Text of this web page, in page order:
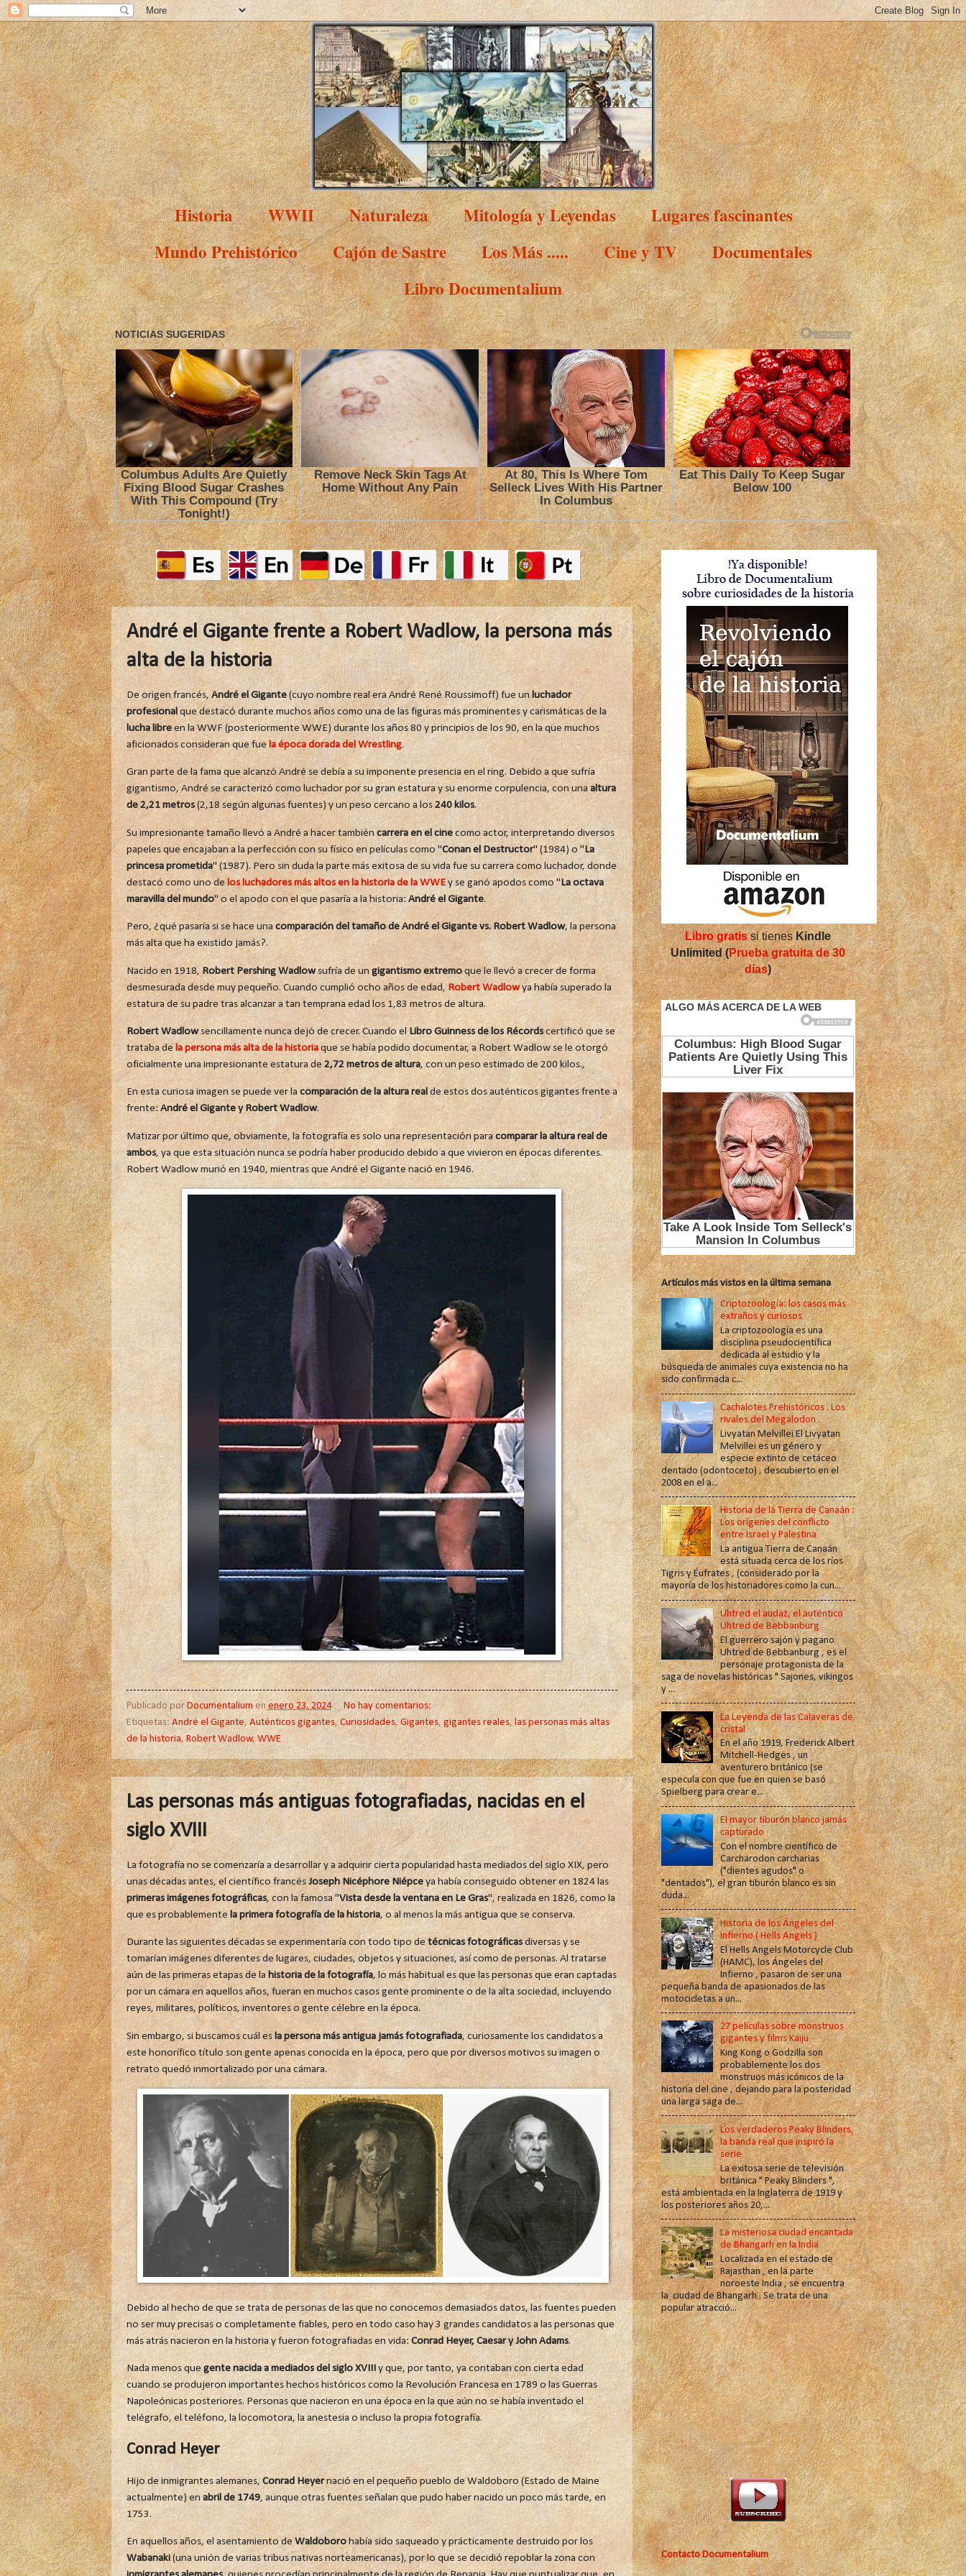
Historia WWII Naturaleza Mitología y Leyendas
Lugares fascinantes
Mundo Prehistórico
Cajón de Sastre Los Más ..... Cine y TV
Documentales
Libro Documentalium
André el Gigante frente a Robert Wadlow, la persona más
alta de la historia
De origen francés,André el Gigante(cuyo nombre real era André René Roussimoff) fue unluchador
profesional que destacó durante muchos años como una de las figuras más prominentes y carismáticas de la
lucha libreen la WWF (posteriormente WWE) durante los años 80 y principios de los 90, en la que muchos
aficionados consideran que fue la época dorada del Wrestling.
Gran parte de la fama que alcanzó André se debía a su imponente presencia en el ring. Debido a que sufría
gigantismo, André se caracterizó como luchador por su gran estatura y su enorme corpulencia, con unaaltura
de 2,21 metros(2,18 según algunas fuentes) y un peso cercano a los240 kilos.
Su impresionante tamaño llevó a André a hacer tambiéncarrera en el cinecomo actor, interpretando diversos
papeles que encajaban a la perfección con su físico en películas como "Conan el Destructor" (1984) o "La
princesa prometida" (1987). Pero sin duda la parte más exitosa de su vida fue su carrera como luchador, donde
destacó como uno de los luchadores más altos en la historia de la WWEy se ganó apodos como "La octava
maravilla del mundo" o el apodo con el que pasaría a la historia: André el Gigante.
Pero, ¿qué pasaría si se hace unacomparación del tamaño de André el Gigante vs. Robert Wadlow, la persona
más alta que ha existido jamás?.
Nacido en 1918,Robert Pershing Wadlowsufría de ungigantismo extremoque le llevó a crecer de forma
desmesurada desde muy pequeño. Cuando cumplió ocho años de edad,Robert Wadlowya había superado la
estatura de su padre tras alcanzar a tan temprana edad los 1,83 metros de altura.
Robert Wadlowsencillamente nunca dejó de crecer. Cuando elLibro Guinness de los Récordscertificó que se
trataba dela persona más alta de la historiaque se había podido documentar, a Robert Wadlow se le otorgó
oficialmente una impresionante estatura de 2,72 metros de altura, con un peso estimado de 200 kilos.,
En esta curiosa imagen se puede ver lacomparación de la altura realde estos dos auténticos gigantes frente a
frente:André el Gigante y Robert Wadlow.
Matizar por último que, obviamente, la fotografía es solo una representación paracomparar la altura real de
ambos, ya que esta situación nunca se podría haber producido debido a que vivieron en épocas diferentes.
Robert Wadlow murió en 1940, mientras que André el Gigante nació en 1946.
Publicado porDocumentalium enenero 23, 2024
No hay comentarios:
Etiquetas:André el Gigante,Auténticos gigantes, Curiosidades, Gigantes, gigantes reales, las personas más altas
de la historia,Robert Wadlow,WWE
Las personas más antiguas fotografiadas, nacidas en el
siglo XVIII
La fotografía no se comenzaría a desarrollar y a adquirir cierta popularidad hasta mediados del siglo XIX, pero
unas décadas antes, el científico francésJoseph Nicéphore Niépceya había conseguido obtener en 1824 las
primeras imágenes fotográficas, con la famosa "Vista desde la ventana en Le Gras", realizada en 1826, como la
que es probablemente la primera fotografía de la historia, o al menos la más antigua que se conserva.
Durante las siguientes décadas se experimentaría con todo tipo de técnicas fotográficasdiversas y se
tomarían imágenes diferentes de lugares, ciudades, objetos y situaciones, así como de personas. Al tratarse
aún de las primeras etapas de lahistoria de la fotografía, lo más habitual es que las personas que eran captadas
por un cámara en aquellos años, fueran en muchos casos gente prominente o de la alta sociedad, incluyendo
reyes, militares, políticos, inventores o gente célebre en la época.
Sin embargo, si buscamos cuál esla persona más antigua jamás fotografiada, curiosamente los candidatos a
este honorífico título son gente apenas conocida en la época, pero que por diversos motivos su imagen o
retrato quedó inmortalizado por una cámara.
Debido al hecho de que se trata de personas de las que no conocemos demasiados datos, las fuentes pueden
no ser muy precisas o completamente fiables, pero en todo caso hay 3 grandes candidatos a las personas que
más atrás nacieron en la historia y fueron fotografiadas en vida:Conrad Heyer, Caesar y John Adams.
Nada menos quegente nacida a mediados del siglo XVIIIy que, por tanto, ya contaban con cierta edad
cuando se produjeron importantes hechos históricos como la Revolución Francesa en 1789 o las Guerras
Napoleónicas posteriores. Personas que nacieron en una época en la que aún no se había inventado el
telégrafo, el teléfono, la locomotora, la anestesia o incluso la propia fotografía.
Conrad Heyer
Hijo de inmigrantes alemanes,Conrad Heyernació en el pequeño pueblo de Waldoboro (Estado de Maine
actualmente) enabril de 1749, aunque otras fuentes señalan que pudo haber nacido un poco más tarde, en
1753.
En aquellos años, el asentamiento deWaldoborohabía sido saqueado y prácticamente destruido por los
Wabanaki(una unión de varias tribus nativas norteamericanas), por lo que se decidió repoblar la zona con
Libro gratissi tienesKindle
Unlimited (Prueba gratuita de 30
días)
Artículos más vistos en la última semana
Criptozoología: los casos más
extraños y curiosos
La criptozoología es una
disciplina pseudocientífica
dedicada al estudio y la
búsqueda de animales cuya existencia no ha
sido confirmada c...
Cachalotes Prehistóricos . Los
rivales del Megalodon .
Livyatan Melvillei El Livyatan
Melvillei es un género y
especie extinto de cetáceo
dentado (odontoceto) , descubierto en el
2008 en el a...
Historia de la Tierra de Canaán :
Los orígenes del conflicto
entre Israel y Palestina
La antigua Tierra de Canaán
está situada cerca de los ríos
Tigris y Éufrates , (considerado por la
mayoría de los historiadores como la cun...
Uhtred el audaz, el auténtico
Uhtred de Bebbanburg
El guerrero sajón y pagano
Uhtred de Bebbanburg , es el
personaje protagonista de la
saga de novelas históricas " Sajones, vikingos
y ...
La Leyenda de las Calaveras de
cristal
En el año 1919, Frederick Albert
Mitchell-Hedges , un
aventurero británico (se
especula con que fue en quien se basó
Spielberg para crear e...
El mayor tiburón blanco jamás
capturado
Con el nombre científico de
Carcharodon carcharias
("dientes agudos" o
"dentados"), el gran tiburón blanco es sin
duda...
Historia de los Ángeles del
Infierno ( Hells Angels )
El Hells Angels Motorcycle Club
(HAMC), los Ángeles del
Infierno , pasaron de ser una
pequeña banda de apasionados de las
motocicletas a un...
27 películas sobre monstruos
gigantes y films Kaiju
King Kong o Godzilla son
probablemente los dos
monstruos más icónicos de la
historia del cine , dejando para la posteridad
una larga saga de...
Los verdaderos Peaky Blinders,
la banda real que inspiró la
serie
La exitosa serie de televisión
británica " Peaky Blinders ",
está ambientada en la Inglaterra de 1919 y
los posteriores años 20,...
La misteriosa ciudad encantada
de Bhangarh en la India
Localizada en el estado de
Rajasthan , en la parte
noroeste India , se encuentra
la ciudad de Bhangarh . Se trata de una
popular atracció...
Contacto Documentalium